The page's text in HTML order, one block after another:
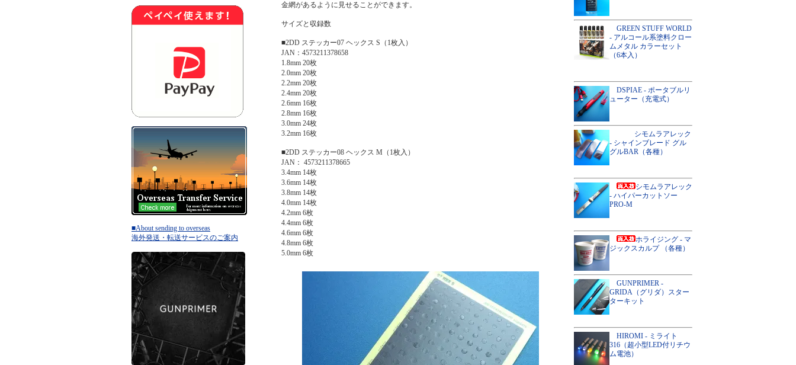
■About sending to overseas
海外発送・転送サービスのご案内
金網があるように見せることができます。
サイズと収録数
■2DD ステッカー07 ヘックス S（1枚入）
JAN：4573211378658
1.8mm 20枚
2.0mm 20枚
2.2mm 20枚
2.4mm 20枚
2.6mm 16枚
2.8mm 16枚
3.0mm 24枚
3.2mm 16枚
■2DD ステッカー08 ヘックス M（1枚入）
JAN： 4573211378665
3.4mm 14枚
3.6mm 14枚
3.8mm 14枚
4.0mm 14枚
4.2mm 6枚
4.4mm 6枚
4.6mm 6枚
4.8mm 6枚
5.0mm 6枚
GREEN STUFF WORLD
- アルコール系塗料クロー
ムメタル カラーセット
（6本入）
DSPIAE - ポータブルリ
ューター（充電式）
シモムラアレック
- シャインブレード グル
グルBAR（各種）
シモムラアレック
- ハイパーカットソー
PRO-M
ホライジング - マ
ジックスカルプ （各種）
GUNPRIMER -
GRIDA（グリダ）スター
ターキット
HIROMI - ミライト
316（超小型LED付リチウ
ム電池）